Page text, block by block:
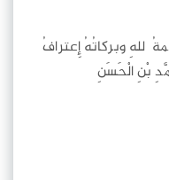
ٱللهِ وبركاتُهُ إِعترافُ
بْنِ الْحَسَنِ